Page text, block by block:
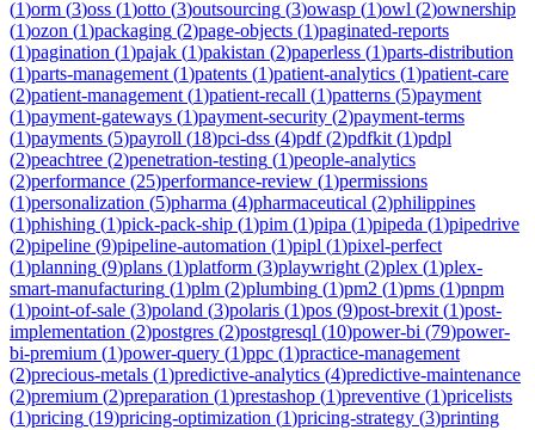
(1)orm (3)oss (1)otto (3)outsourcing (3)owasp (1)owl (2)ownership
(1)ozon (1)packaging (2)page-objects (1)paginated-reports
(1)pagination (1)pajak (1)pakistan (2)paperless (1)parts-distribution
(1)parts-management (1)patents (1)patient-analytics (1)patient-care
(2)patient-management (1)patient-recall (1)patterns (5)payment
(1)payment-gateways (1)payment-security (2)payment-terms
(1)payments (5)payroll (18)pci-dss (4)pdf(2)pdfkit (1)pdpl
(2)peachtree (2)penetration-testing (1)people-analytics
(2)performance (25)performance-review (1)permissions
(1)personalization (5)pharma (4)pharmaceutical (2)philippines
(1)phishing (1)pick-pack-ship (1)pim (1)pipa (1)pipeda (1)pipedrive
(2)pipeline (9)pipeline-automation (1)pipl (1)pixel-perfect
(1)planning (9)plans (1)platform (3)playwright (2)plex (1)plex-
smart-manufacturing (1)plm (2)plumbing (1)pm2 (1)pms (1)pnpm
(1)point-of-sale (3)poland (3)polaris (1)pos (9)post-brexit (1)post-
implementation (2)postgres (2)postgresql (10)power-bi (79)power-
bi-premium (1)power-query (1)ppc (1)practice-management
(2)precious-metals (1)predictive-analytics (4)predictive-maintenance
(2)premium (2)preparation (1)prestashop (1)preventive (1)pricelists
(1)pricing (19)pricing-optimization (1)pricing-strategy (3)printing